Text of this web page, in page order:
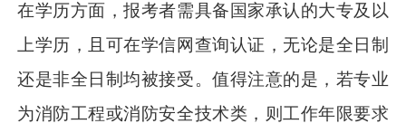
在学历方面，报考者需具备国家承认的大专及以
上学历，且可在学信网查询认证，无论是全日制
还是非全日制均被接受。值得注意的是，若专业
为消防工程或消防安全技术类，则工作年限要求